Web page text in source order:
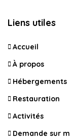
Liens utiles
Accueil
À propos
Hébergements
Restauration
Activités
Demande sur